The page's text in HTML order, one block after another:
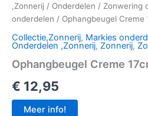
,Zonnerij / Onderdelen / Zonwering
onderdelen / Ophangbeugel Creme
Collectie,Zonnerij, Markies
Onderdelen ,Zonnerij, Zonnerij,
Ophangbeugel Creme
€ 12,95
Meer info!